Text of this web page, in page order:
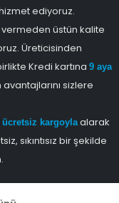
ediyoruz.
üstün kalite
Üreticisinden
Kredi kartına 9 aya
sizlere
ücretsiz kargoylaalarak
sıkıntısız bir şekilde